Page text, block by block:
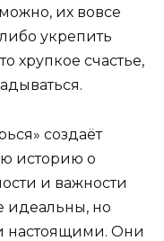
их вовсе
укрепить
хрупкое счастье,
создаёт
историю о
и важности
идеальны, но
настоящими. Они